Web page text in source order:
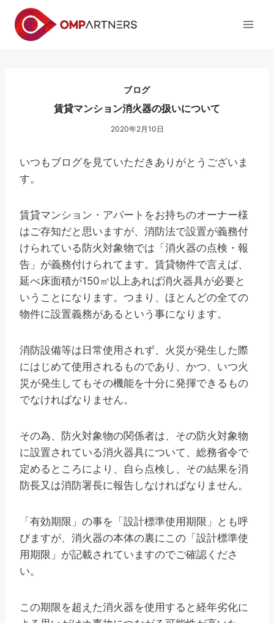
ブログ
賃貸マンション消火器の扱いについて
2020年2月10日
いつもブログを見ていただきありがとうございま
す。
賃貸マンション・アパートをお持ちのオーナー様
はご存知だと思いますが、消防法で設置が義務付
けられている防火対象物では「消火器の点検・報
告」が義務付けられてます。賃貸物件で言えば、
延べ床面積が150㎡以上あれば消火器具が必要と
いうことになります。つまり、ほとんどの全ての
物件に設置義務があるという事になります。
消防設備等は日常使用されず、火災が発生した際
にはじめて使用されるものであり、かつ、いつ火
災が発生してもその機能を十分に発揮できるもの
でなければなりません。
その為、防火対象物の関係者は、その防火対象物
に設置されている消火器具について、総務省令で
定めるところにより、自ら点検し、その結果を消
防長又は消防署長に報告しなければなりません。
「有効期限」の事を「設計標準使用期限」とも呼
びますが、消火器の本体の裏にこの「設計標準使
用期限」が記載されていますのでご確認くださ
い。
この期限を超えた消火器を使用すると経年劣化に